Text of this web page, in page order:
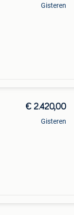
Gisteren
€ 2.420,00
Gisteren